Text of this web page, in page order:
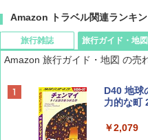
Amazon トラベル関連ランキ
旅行雑誌
ディズ
誌] (ＤＩ
￥713
旅行ガイド・地図
Amazon 旅行ガイド・地図 の売
D40 地球
力的な町
￥2,079